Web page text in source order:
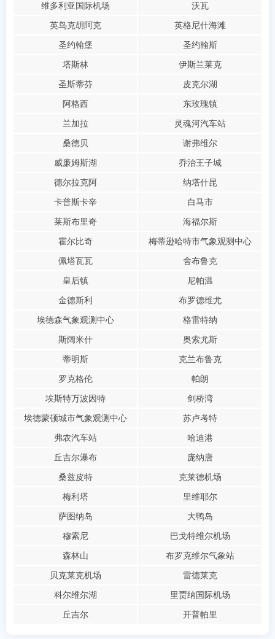
维多利亚国际机场
沃瓦
英鸟克胡阿克
英格尼什海滩
圣约翰堡
圣约翰斯
塔斯林
伊斯兰莱克
圣斯蒂芬
皮克尔湖
阿格西
东玫瑰镇
兰加拉
灵魂河汽车站
桑德贝
谢弗维尔
威廉姆斯湖
乔治王子城
德尔拉克阿
纳塔什昆
卡普斯卡辛
白马市
莱斯布里奇
海福尔斯
霍尔比奇
梅蒂逊哈特市气象观测中心
佩塔瓦瓦
舍布鲁克
皇后镇
尼帕温
金德斯利
布罗德维尤
埃德森气象观测中心
格雷特纳
斯阔米什
奥索尤斯
蒂明斯
克兰布鲁克
罗克格伦
帕朗
埃斯特万波因特
剑桥湾
埃德蒙顿城市气象观测中心
苏卢考特
弗农汽车站
哈迪港
丘吉尔瀑布
庞纳唐
桑兹皮特
克莱德机场
梅利塔
里维耶尔
萨图纳岛
大鸭岛
穆索尼
巴戈特维尔机场
森林山
布罗克维尔气象站
贝克莱克机场
雷德莱克
科尔维尔湖
里贾纳国际机场
丘吉尔
开普帕里